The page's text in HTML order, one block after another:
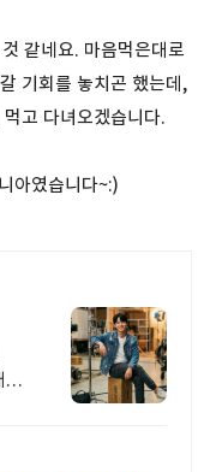
같네요. 마음먹은대로
기회를 놓치곤 했는데,
고 다녀오겠습니다.
아였습니다~:)
우